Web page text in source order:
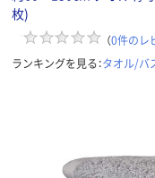
枚)
（0件のレ
ランキングを見る：タオル/バ